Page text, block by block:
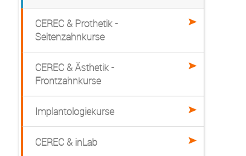
CEREC & Prothetik -
Seitenzahnkurse
CEREC & Ästhetik -
Frontzahnkurse
Implantologiekurse
CEREC & inLab